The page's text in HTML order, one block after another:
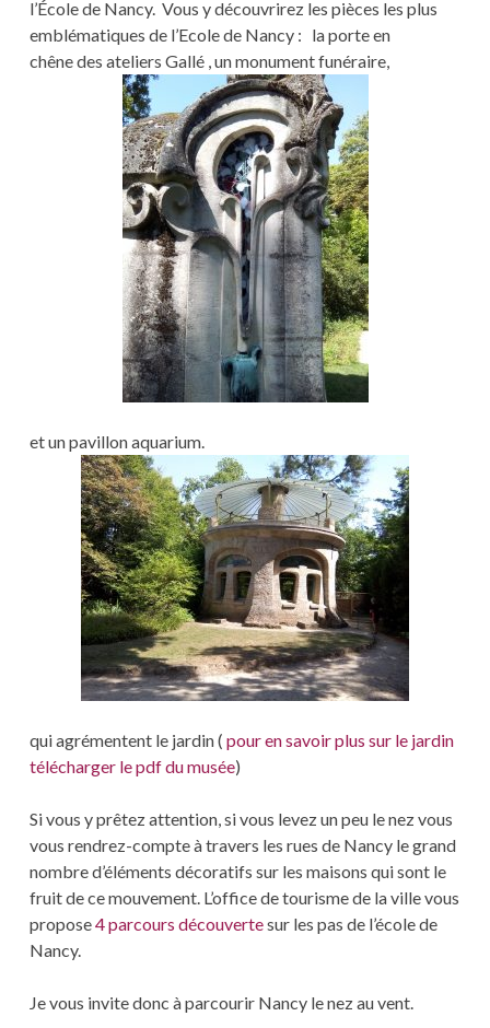
l’École de Nancy. Vous y découvrirez les pièces les plus
emblématiques de l’Ecole de Nancy : la porte en
chênedes ateliers Gallé , un monument funéraire,
et un pavillon aquarium.
qui agrémentent le jardin ( pour en savoir plus sur le jardin
télécharger le pdf du musée)
Si vous y prêtez attention, si vous levez un peu le nez vous
vous rendrez-compte à travers les rues de Nancy le grand
nombre d’éléments décoratifs sur les maisons qui sont le
fruit de ce mouvement. L’office de tourisme de la ville vous
propose4 parcours découvertesur les pas de l’école de
Nancy.
Je vous invite donc à parcourir Nancy le nez au vent.